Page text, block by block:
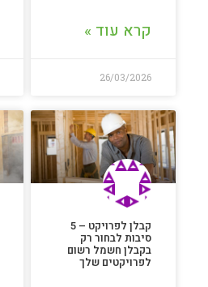
קרא עוד »
26/03/2026
קבלן לפרויקט – 5
סיבות לבחור רק
בקבלן חשמל רשום
לפרויקטים שלך